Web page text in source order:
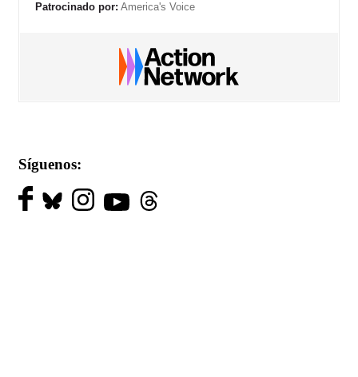
Patrocinado por: America's Voice
Síguenos: